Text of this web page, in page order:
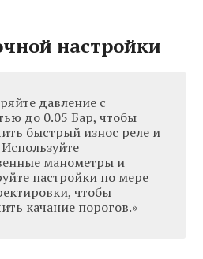
настройки
давление с
до 0.05 Бар, чтобы
быстрый износ реле и
Используйте
манометры и
настройки по мере
чтобы
качание порогов.»